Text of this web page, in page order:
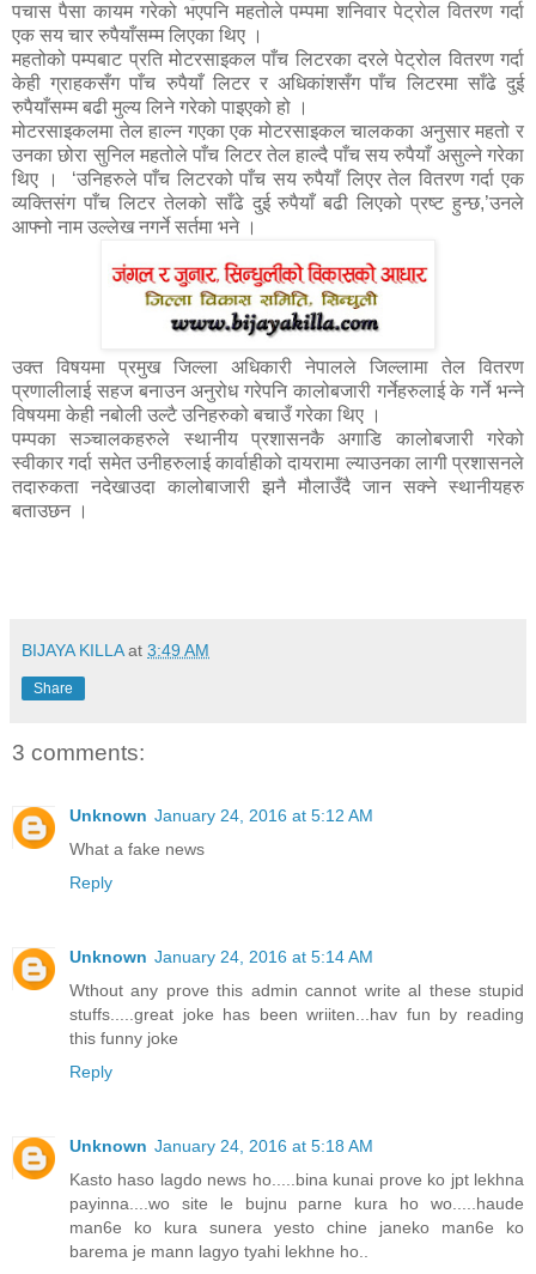
पचास पैसा कायम गरेको भएपनि महतोले पम्पमा शनिवार पेट्रोल वितरण गर्दा
एक सय चार रुपैयाँसम्म लिएका थिए ।
महतोको पम्पबाट प्रति मोटरसाइकल पाँच लिटरका दरले पेट्रोल वितरण गर्दा
केही ग्राहकसँग पाँच रुपैयाँ लिटर र अधिकांशसँग पाँच लिटरमा साँढे दुई
रुपैयाँसम्म बढी मुल्य लिने गरेको पाइएको हो ।
मोटरसाइकलमा तेल हाल्न गएका एक मोटरसाइकल चालकका अनुसार महतो र
उनका छोरा सुनिल महतोले पाँच लिटर तेल हाल्दै पाँच सय रुपैयाँ असुल्ने गरेका
थिए । ‘उनिहरुले पाँच लिटरको पाँच सय रुपैयाँ लिएर तेल वितरण गर्दा एक
व्यक्तिसंग पाँच लिटर तेलको साँढे दुई रुपैयाँ बढी लिएको प्रष्ट हुन्छ,’उनले
आफ्नो नाम उल्लेख नगर्ने सर्तमा भने ।
उक्त विषयमा प्रमुख जिल्ला अधिकारी नेपालले जिल्लामा तेल वितरण
प्रणालीलाई सहज बनाउन अनुरोध गरेपनि कालोबजारी गर्नेहरुलाई के गर्ने भन्ने
विषयमा केही नबोली उल्टै उनिहरुको बचाउँ गरेका थिए ।
पम्पका सञ्चालकहरुले स्थानीय प्रशासनकै अगाडि कालोबजारी गरेको
स्वीकार गर्दा समेत उनीहरुलाई कार्वाहीको दायरामा ल्याउनका लागी प्रशासनले
तदारुकता नदेखाउदा कालोबाजारी झनै मौलाउँदै जान सक्ने स्थानीयहरु
बताउछन ।
BIJAYA KILLAat 3:49 AM
Share
3 comments:
Unknown January 24, 2016 at 5:12 AM
What a fake news
Reply
Unknown January 24, 2016 at 5:14 AM
Wthout any prove this admin cannot write al these stupid
stuffs.....great joke has been wriiten...hav fun by reading
this funny joke
Reply
Unknown January 24, 2016 at 5:18 AM
Kasto haso lagdo news ho.....bina kunai prove ko jpt lekhna
payinna....wo site le bujnu parne kura ho wo.....haude
man6e ko kura sunera yesto chine janeko man6e ko
barema je mann lagyo tyahi lekhne ho..